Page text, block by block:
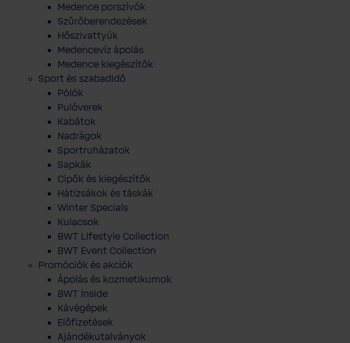
Medence porszívók
Szűrőberendezések
Hőszivattyúk
Medencevíz ápolás
Medence kiegészítők
Sport és szabadidő
Pólók
Pulóverek
Kabátok
Nadrágok
Sportruházatok
Sapkák
Cipők és kiegészítők
Hátizsákok és táskák
Winter Specials
Kulacsok
BWT Lifestyle Collection
BWT Event Collection
Promóciók és akciók
Ápolás és kozmetikumok
BWT Inside
Kávégépek
Előfizetések
Ajándékutalványok